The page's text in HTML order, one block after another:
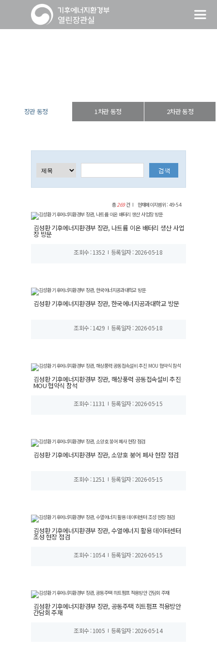
장관 동정 1차관 동정 2차관 동정
총269건 현재페이지범위 : 49-54
김성환 기후에너지환경부 장관, 나트륨 이온 배터리 생산 사업
장 방문
조회수 : 1352 등록일자 : 2026-05-18
김성환 기후에너지환경부 장관, 한국에너지공과대학교 방문
조회수 : 1429 등록일자 : 2026-05-18
김성환 기후에너지환경부 장관, 해상풍력 공동접속설비 추진
MOU 협약식 참석
조회수 : 1131 등록일자 : 2026-05-15
김성환 기후에너지환경부 장관, 소양호 붕어 폐사 현장 점검
조회수 : 1251 등록일자 : 2026-05-15
김성환 기후에너지환경부 장관, 수열에너지 활용 데이터센터
조성 현장 점검
조회수 : 1054 등록일자 : 2026-05-15
김성환 기후에너지환경부 장관, 공동주택 히트펌프 적용방안
간담회 주재
조회수 : 1005 등록일자 : 2026-05-14